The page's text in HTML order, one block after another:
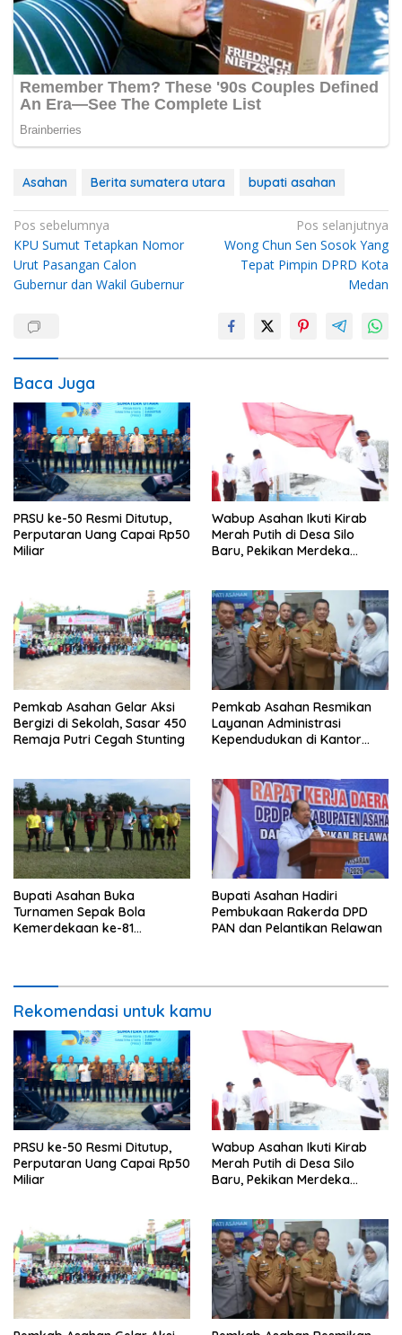
Asahan Berita sumatera utara bupati asahan
Navigasi
pos
Pos sebelumnya
KPU Sumut Tetapkan Nomor
Urut Pasangan Calon
Gubernur dan Wakil Gubernur
Pos selanjutnya
Wong Chun Sen Sosok Yang
Tepat Pimpin DPRD Kota
Medan
Baca Juga
PRSU ke-50 Resmi Ditutup,
Perputaran Uang Capai Rp50
Miliar
Wabup Asahan Ikuti Kirab
Merah Putih di Desa Silo
Baru, Pekikan Merdeka
Pemkab Asahan Gelar Aksi
Bergizi di Sekolah, Sasar 450
Remaja Putri Cegah Stunting
Pemkab Asahan Resmikan
Layanan Administrasi
Kependudukan di Kantor
Bupati Asahan Buka
Turnamen Sepak Bola
Kemerdekaan ke-81
Bupati Asahan Hadiri
Pembukaan Rakerda DPD
PAN dan Pelantikan Relawan
Rekomendasi untuk kamu
PRSU ke-50 Resmi Ditutup,
Perputaran Uang Capai Rp50
Miliar
Wabup Asahan Ikuti Kirab
Merah Putih di Desa Silo
Baru, Pekikan Merdeka